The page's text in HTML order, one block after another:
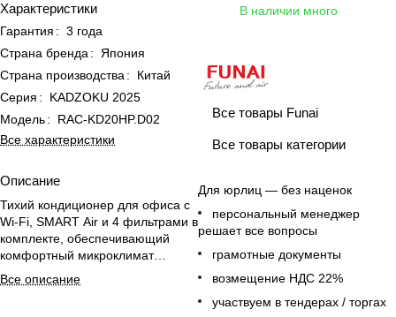
Характеристики
Гарантия : 3 года
Страна бренда :
Япония
Страна производства :
Китай
Серия :
KADZOKU 2025
Модель:
RAC-KD20HP.D02
Все характеристики
Описание
Тихий кондиционер для офиса с
Wi-Fi, SMART Air и 4 фильтрами в
комплекте, обеспечивающий
комфортный микроклимат
круглый год
Все описание
В наличии много
Все товары Funai
Все товары категории
Для юрлиц — без наценок
персональный менеджер
решает все вопросы
грамотные документы
возмещение НДС 22%
участвуем в тендерах / торгах